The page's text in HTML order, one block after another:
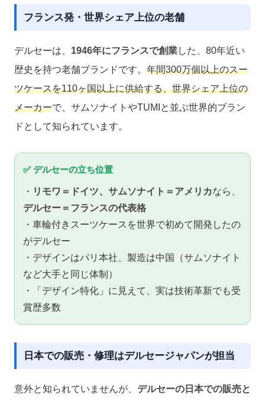
フランス発・世界シェア上位の老舗
デルセーは、 1946年にフランスで創業した、80年近い
歴史を持つ老舗ブランドです。 年間300万個以上のスー
ツケースを110ヶ国以上に供給する、世界シェア上位の
メーカーで、サムソナイトやTUMIと並ぶ世界的ブラン
ドとして知られています。
✅ デルセーの立ち位置
・ リモワ＝ドイツ、サムソナイト＝アメリカなら、
デルセー＝フランスの代表格
・車輪付きスーツケースを世界で初めて開発したの
がデルセー
・デザインはパリ本社、製造は中国（サムソナイト
など大手と同じ体制）
・「デザイン特化」に見えて、実は技術革新でも受
賞歴多数
日本での販売・修理はデルセージャパンが担当
意外と知られていませんが、 デルセーの日本での販売と